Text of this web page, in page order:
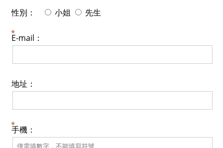
性別： 小姐 先生
E-mail：
地址：
手機：